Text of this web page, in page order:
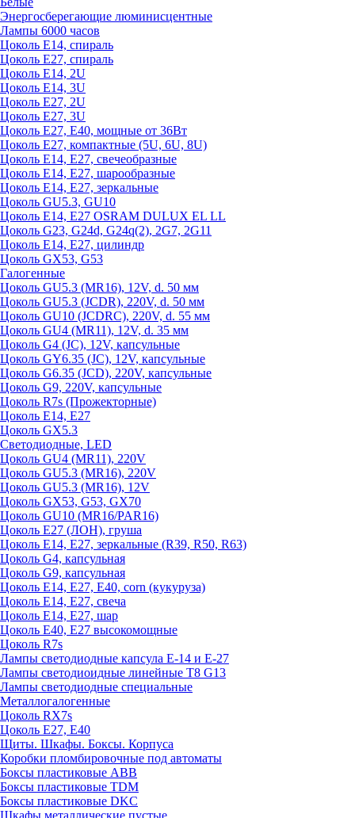
Энергосберегающие люминисцентные
Лампы 6000 часов
Цоколь Е14, спираль
Цоколь Е27, спираль
Цоколь Е14, 2U
Цоколь Е14, 3U
Цоколь Е27, 2U
Цоколь Е27, 3U
Цоколь Е27, Е40, мощные от 36Вт
Цоколь Е27, компактные (5U, 6U, 8U)
Цоколь Е14, Е27, свечеобразные
Цоколь Е14, Е27, шарообразные
Цоколь Е14, Е27, зеркальные
Цоколь GU5.3, GU10
Цоколь Е14, Е27 OSRAM DULUX EL LL
Цоколь G23, G24d, G24q(2), 2G7, 2G11
Цоколь Е14, Е27, цилиндр
Цоколь GX53, G53
Галогенные
Цоколь GU5.3 (MR16), 12V, d. 50 мм
Цоколь GU5.3 (JCDR), 220V, d. 50 мм
Цоколь GU10 (JCDRC), 220V, d. 55 мм
Цоколь GU4 (MR11), 12V, d. 35 мм
Цоколь G4 (JC), 12V, капсульные
Цоколь GY6.35 (JC), 12V, капсульные
Цоколь G6.35 (JCD), 220V, капсульные
Цоколь G9, 220V, капсульные
Цоколь R7s (Прожекторные)
Цоколь E14, E27
Цоколь GX5.3
Светодиодные, LED
Цоколь GU4 (MR11), 220V
Цоколь GU5.3 (MR16), 220V
Цоколь GU5.3 (MR16), 12V
Цоколь GX53, G53, GX70
Цоколь GU10 (MR16/PAR16)
Цоколь Е27 (ЛОН), груша
Цоколь Е14, Е27, зеркальные (R39, R50, R63)
Цоколь G4, капсульная
Цоколь G9, капсульная
Цоколь Е14, Е27, Е40, corn (кукуруза)
Цоколь Е14, Е27, свеча
Цоколь Е14, Е27, шар
Цоколь Е40, Е27 высокомощные
Цоколь R7s
Лампы светодиодные капсула Е-14 и Е-27
Лампы светодиоидные линейные T8 G13
Лампы светодиодные специальные
Металлогалогенные
Цоколь RX7s
Цоколь Е27, E40
Щиты. Шкафы. Боксы. Корпуса
Коробки пломбировочные под автоматы
Боксы пластиковые ABB
Боксы пластиковые TDM
Боксы пластиковые DKC
Шкафы металлические пустые